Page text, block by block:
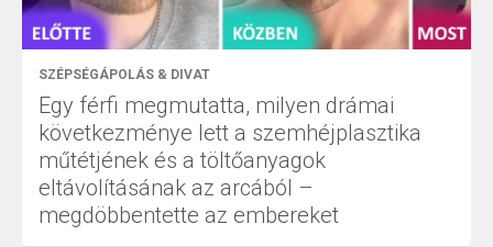
SZÉPSÉGÁPOLÁS & DIVAT
Egy férfi megmutatta, milyen drámai
következménye lett a szemhéjplasztika
műtétjének és a töltőanyagok
eltávolításának az arcából –
megdöbbentette az embereket